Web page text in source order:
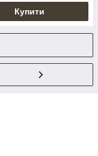
Купити